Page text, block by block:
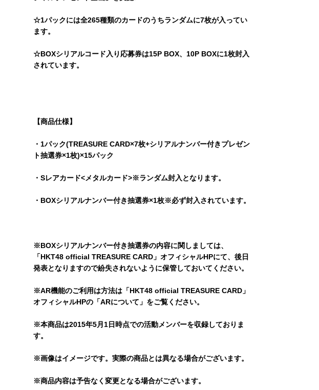
☆1パックには全265種類のカードのうちランダムに7枚が入ってい
ます。
☆BOXシリアルコード入り応募券は15P BOX、10P BOXに1枚封入
されています。
【商品仕様】
・1パック(TREASURE CARD×7枚+シリアルナンバー付きプレゼン
ト抽選券×1枚)×15パック
・Sレアカード<メタルカード>※ランダム封入となります。
・BOXシリアルナンバー付き抽選券×1枚※必ず封入されています。
※BOXシリアルナンバー付き抽選券の内容に関しましては、
「HKT48 official TREASURE CARD」オフィシャルHPにて、後日
発表となりますので紛失されないように保管しておいてください。
※AR機能のご利用は方法は「HKT48 official TREASURE CARD」
オフィシャルHPの「ARについて」をご覧ください。
※本商品は2015年5月1日時点での活動メンバーを収録しておりま
す。
※画像はイメージです。実際の商品とは異なる場合がございます。
※商品内容は予告なく変更となる場合がございます。